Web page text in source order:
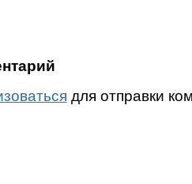
для отправки